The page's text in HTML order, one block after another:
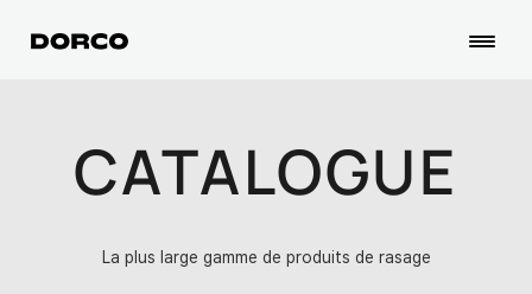
CATALOGUE
La plus large gamme de produits de rasage